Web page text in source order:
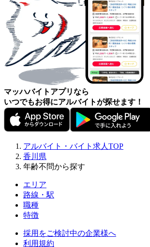
マッハバイトアプリなら
いつでもお得にアルバイトが探せます！
アルバイト・バイト求人TOP
香川県
年齢不問から探す
エリア
路線・駅
職種
特徴
採用をご検討中の企業様へ
利用規約